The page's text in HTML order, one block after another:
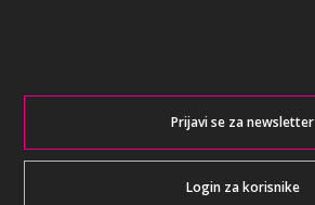
Prijavi se za newsletter
Login za korisnike